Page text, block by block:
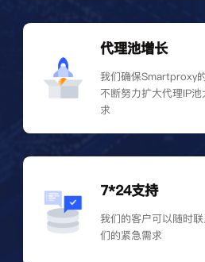
代理池增长
我们确保Smartproxy
不断努力扩大代理IP
求
7*24支持
我们的客户可以随时
们的紧急需求